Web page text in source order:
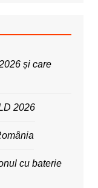
și care
2026
cu baterie